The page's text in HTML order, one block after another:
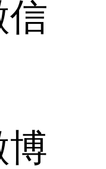
信
博